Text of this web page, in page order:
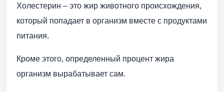
Холестерин – это жир животного происхождения,
который попадает в организм вместе с продуктами
питания.
Кроме этого, определенный процент жира
организм вырабатывает сам.